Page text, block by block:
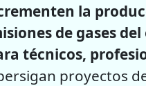
la
de gases
técnicos,
proyectos